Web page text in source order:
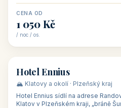
CENA OD
1 050 Kč
/ noc / os.
🏨 hotel
Hotel Ennius
🏔️ Klatovy a okolí · Plzeňský kraj
Hotel Ennius sídlí na adrese
Klatov v Plzeňském kraji, „bráně